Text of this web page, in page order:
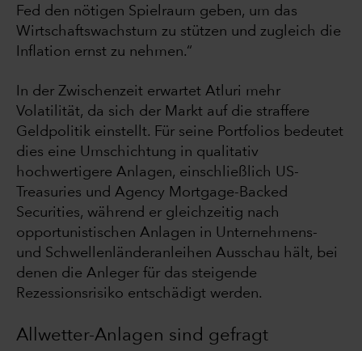
Fed den nötigen Spielraum geben, um das
Wirtschaftswachstum zu stützen und zugleich die
Inflation ernst zu nehmen.“
In der Zwischenzeit erwartet Atluri mehr
Volatilität, da sich der Markt auf die straffere
Geldpolitik einstellt. Für seine Portfolios bedeutet
dies eine Umschichtung in qualitativ
hochwertigere Anlagen, einschließlich US-
Treasuries und Agency Mortgage-Backed
Securities, während er gleichzeitig nach
opportunistischen Anlagen in Unternehmens-
und Schwellenländeranleihen Ausschau hält, bei
denen die Anleger für das steigende
Rezessionsrisiko entschädigt werden.
Allwetter-Anlagen sind gefragt